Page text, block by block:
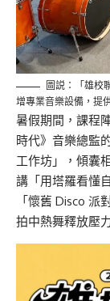
圖説：「雄校
增專業音樂設備，提
暑假期間，課程
時代》音樂總監
工作坊」，傾囊
講「用塔羅看懂
「懷舊 Disco
拍中熱舞釋放壓